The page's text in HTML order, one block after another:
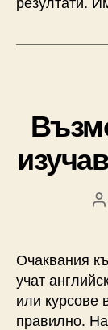
Очаквания
учат
или курсове
правилно.